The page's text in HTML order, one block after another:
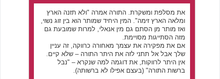
את מסלפת ומשקרת. התורה אמרה "ולא תזנה הארץ
ומלאה הארץ זימה". המין היחיד שמותר הוא בין זוג נשוי,
ואז מותר מן הסתם גם מין אנאלי, למרות שמובעת גם
מזה הסתייגות מסויימת.
אם את מפקירה את עצמך מאחורה כרווקה, זה עניין
שלך אבל אל תתני לזה את היתר התורה – שלא קיים.
אין היתר לרווקות, את דוגמה למה שנקרא – "נבל
ברשות התורה" (בעצם אפילו לא ברשותה).